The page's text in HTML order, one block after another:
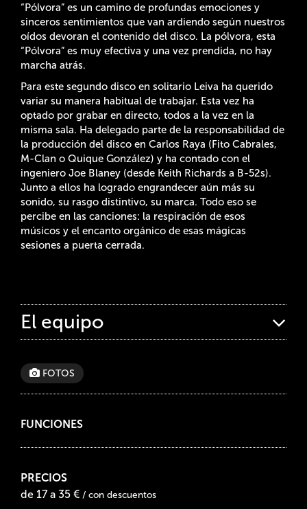
“Pólvora” es un camino de profundas emociones y
sinceros sentimientos que van ardiendo según nuestros
oídos devoran el contenido del disco. La pólvora, esta
“Pólvora” es muy efectiva y una vez prendida, no hay
marcha atrás.
Para este segundo disco en solitario Leiva ha querido
variar su manera habitual de trabajar. Esta vez ha
optado por grabar en directo, todos a la vez en la
misma sala. Ha delegado parte de la responsabilidad de
la producción del disco en Carlos Raya (Fito Cabrales,
M-Clan o Quique González) y ha contado con el
ingeniero Joe Blaney (desde Keith Richards a B-52s).
Junto a ellos ha logrado engrandecer aún más su
sonido, su rasgo distintivo, su marca. Todo eso se
percibe en las canciones: la respiración de esos
músicos y el encanto orgánico de esas mágicas
sesiones a puerta cerrada.
El equipo
FOTOS
FUNCIONES
PRECIOS
de 17 a 35 € / con descuentos